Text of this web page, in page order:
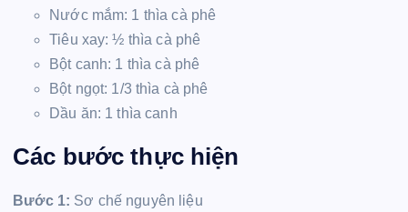
Nước mắm: 1 thìa cà phê
Tiêu xay: ½ thìa cà phê
Bột canh: 1 thìa cà phê
Bột ngọt: 1/3 thìa cà phê
Dầu ăn: 1 thìa canh
Các bước thực hiện
Bước 1: Sơ chế nguyên liệu